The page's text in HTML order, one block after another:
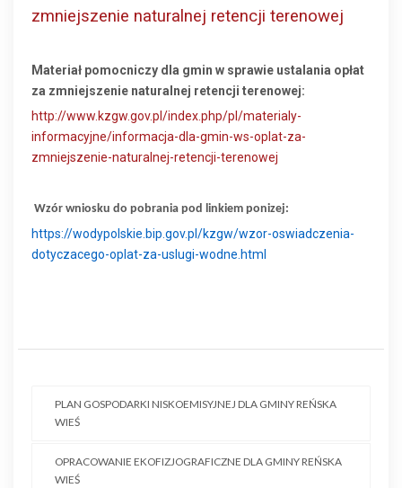
zmniejszenie naturalnej retencji terenowej
Materiał pomocniczy dla gmin w sprawie ustalania opłat
za zmniejszenie naturalnej retencji terenowej:
http://www.kzgw.gov.pl/index.php/pl/materialy-
informacyjne/informacja-dla-gmin-ws-oplat-za-
zmniejszenie-naturalnej-retencji-terenowej
Wzór wniosku do pobrania pod linkiem ponizej:
https://wodypolskie.bip.gov.pl/kzgw/wzor-oswiadczenia-
dotyczacego-oplat-za-uslugi-wodne.html
PLAN GOSPODARKI NISKOEMISYJNEJ DLA GMINY REŃSKA
WIEŚ
OPRACOWANIE EKOFIZJOGRAFICZNE DLA GMINY REŃSKA
WIEŚ